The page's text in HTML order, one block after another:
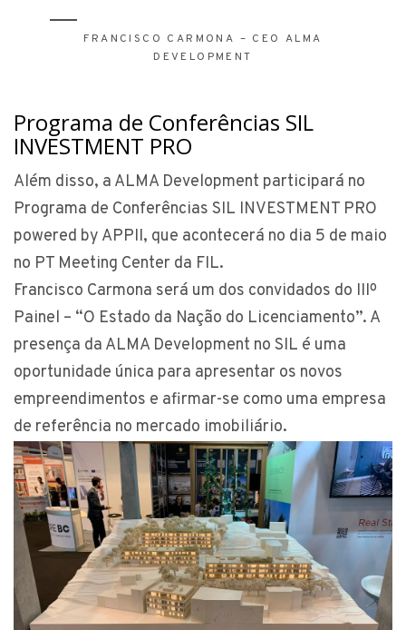
FRANCISCO CARMONA – CEO ALMA
DEVELOPMENT
Programa de Conferências SIL
INVESTMENT PRO
Além disso, a ALMA Development participará no
Programa de Conferências SIL INVESTMENT PRO
powered by APPII, que acontecerá no dia 5 de maio
no PT Meeting Center da FIL.
Francisco Carmona será um dos convidados do IIIº
Painel – “O Estado da Nação do Licenciamento”. A
presença da ALMA Development no SIL é uma
oportunidade única para apresentar os novos
empreendimentos e afirmar-se como uma empresa
de referência no mercado imobiliário.